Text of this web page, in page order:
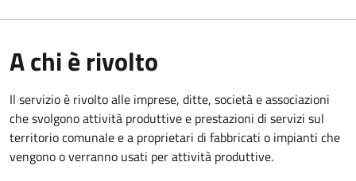
A chi è rivolto
Il servizio è rivolto alle imprese, ditte, società e associazioni
che svolgono attività produttive e prestazioni di servizi sul
territorio comunale e a proprietari di fabbricati o impianti che
vengono o verranno usati per attività produttive.